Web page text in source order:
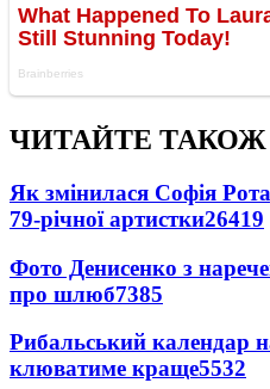
ЧИТАЙТЕ ТАКОЖ
Як змінилася Софія
79-річної артистки26419
Фото Денисенко з
про шлюб7385
Рибальський календар
клюватиме краще5532